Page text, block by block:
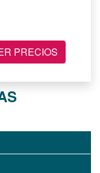
PRECIOS